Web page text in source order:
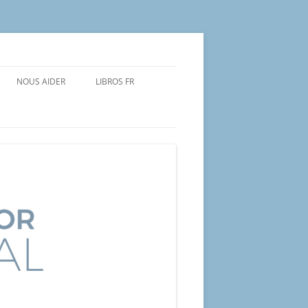
NOUS AIDER LIBROS FR